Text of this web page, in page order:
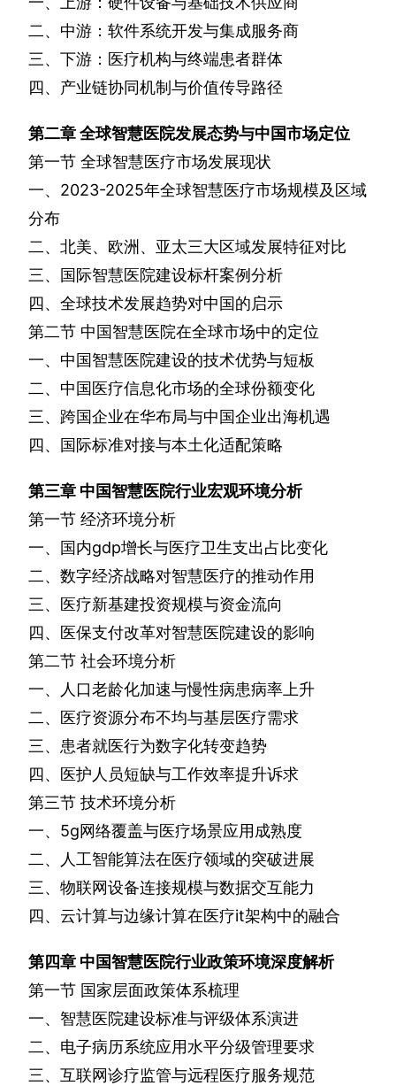
二、中游：软件系统开发与集成服务商
三、下游：医疗机构与终端患者群体
四、产业链协同机制与价值传导路径
第二章全球智慧医院发展态势与中国市场定位
第一节 全球智慧医疗市场发展现状
一、 2023-2025年全球智慧医疗市场规模及区域
分布
二、北美、欧洲、亚太三大区域发展特征对比
三、国际智慧医院建设标杆案例分析
四、全球技术发展趋势对中国的启示
第二节 中国智慧医院在全球市场中的定位
一、中国智慧医院建设的技术优势与短板
二、中国医疗信息化市场的全球份额变化
三、跨国企业在华布局与中国企业出海机遇
四、国际标准对接与本土化适配策略
第三章 中国智慧医院行业宏观环境分析
第一节 经济环境分析
一、国内gdp增长与医疗卫生支出占比变化
二、数字经济战略对智慧医疗的推动作用
三、医疗新基建投资规模与资金流向
四、医保支付改革对智慧医院建设的影响
第二节 社会环境分析
一、人口老龄化加速与慢性病患病率上升
二、医疗资源分布不均与基层医疗需求
三、患者就医行为数字化转变趋势
四、医护人员短缺与工作效率提升诉求
第三节 技术环境分析
一、 5g网络覆盖与医疗场景应用成熟度
二、人工智能算法在医疗领域的突破进展
三、物联网设备连接规模与数据交互能力
四、云计算与边缘计算在医疗it架构中的融合
第四章 中国智慧医院行业政策环境深度解析
第一节 国家层面政策体系梳理
一、智慧医院建设标准与评级体系演进
二、电子病历系统应用水平分级管理要求
三、互联网诊疗监管与远程医疗服务规范